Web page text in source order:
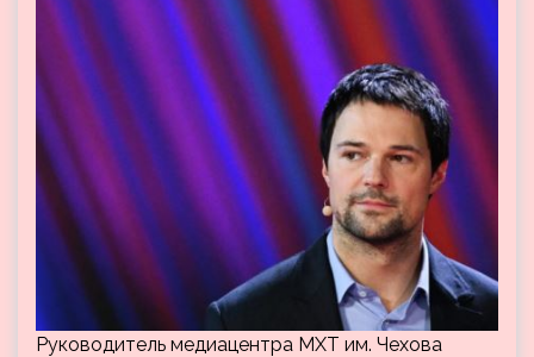
Руководитель медиацентра МХТ им. Чехова